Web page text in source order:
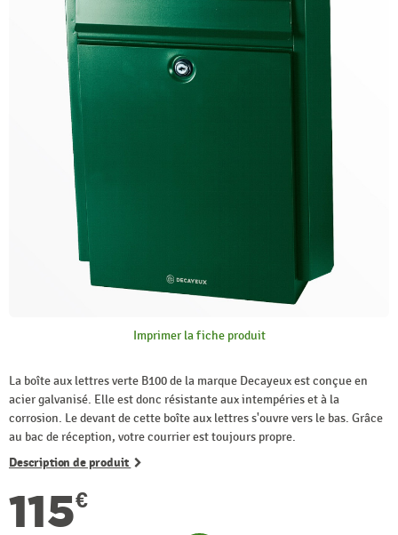
Imprimer la fiche produit
La boîte aux lettres verte B100 de la marque Decayeux est conçue en
acier galvanisé. Elle est donc résistante aux intempéries et à la
corrosion. Le devant de cette boîte aux lettres s'ouvre vers le bas. Grâce
au bac de réception, votre courrier est toujours propre.
Description de produit
115€